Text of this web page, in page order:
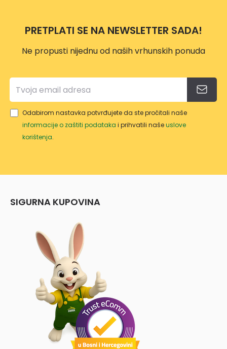
PRETPLATI SE NA NEWSLETTER SADA!
Ne propusti nijednu od naših vrhunskih ponuda
Odabirom nastavka potvrđujete da ste pročitali naše
informacije o zaštiti podataka i prihvatili našeuslove
korištenja.
SIGURNA KUPOVINA